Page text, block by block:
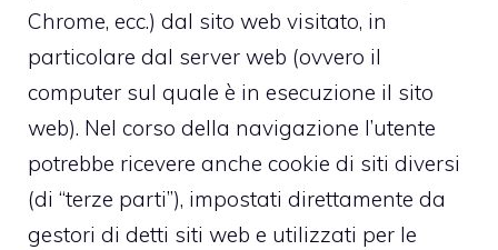
Chrome, ecc.) dal sito web visitato, in
particolare dal server web (ovvero il
computer sul quale è in esecuzione il sito
web). Nel corso della navigazione l’utente
potrebbe ricevere anche cookie di siti diversi
(di “terze parti”), impostati direttamente da
gestori di detti siti web e utilizzati per le